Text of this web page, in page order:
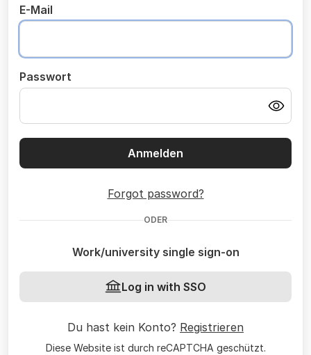
E-Mail
Passwort
Anmelden
Forgot password?
ODER
Work/university single sign-on
Log in with SSO
Du hast kein Konto? Registrieren
Diese Website ist durch reCAPTCHA geschützt.